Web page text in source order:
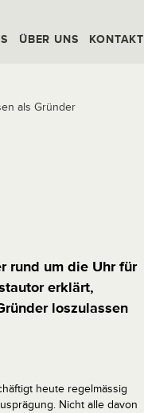
ÜBER UNS KONTAKT
als Gründer
rund um die Uhr für
erklärt,
loszulassen
heute regelmässig
Nicht alle davon